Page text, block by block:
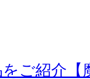
ご紹介【